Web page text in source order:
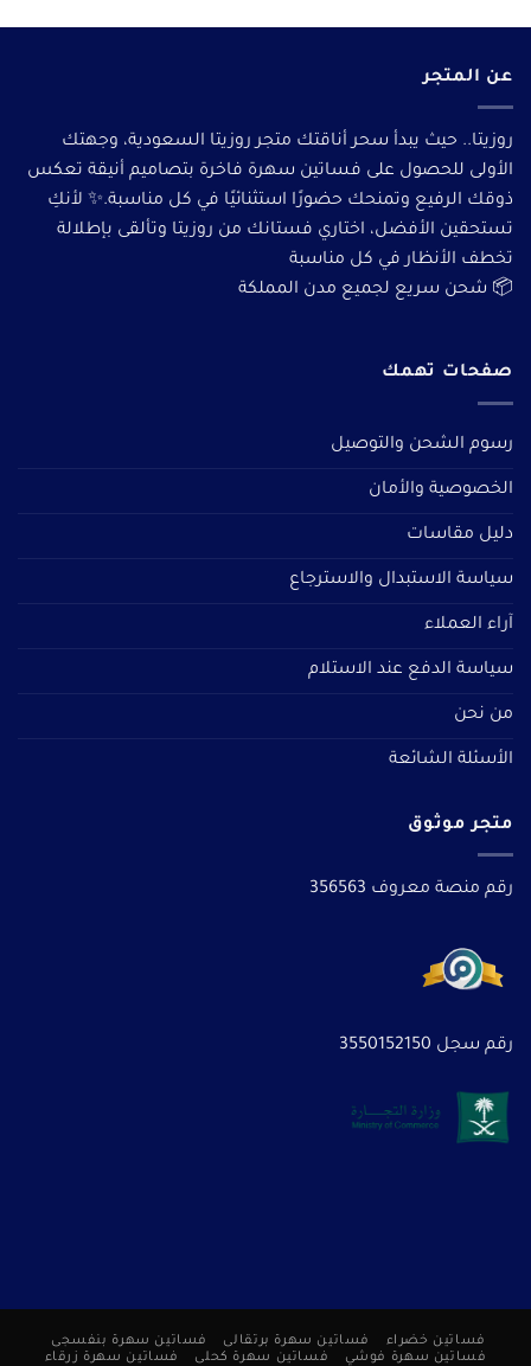
عن المتجر
روزيتا.. حيث يبدأ سحر أناقتك متجر روزيتا السعودية، وجهتك
الأولى للحصول على فساتين سهرة فاخرة بتصاميم أنيقة تعكس
ذوقك الرفيع وتمنحك حضورًا استثنائيًا في كل مناسبة.✨ لأنكِ
تستحقين الأفضل، اختاري فستانك من روزيتا وتألقى بإطلالة
تخطف الأنظار في كل مناسبة
📦 شحن سريع لجميع مدن المملكة
صفحات تهمك
رسوم الشحن والتوصيل
الخصوصية والأمان
دليل مقاسات
سياسة الاستبدال والاسترجاع
آراء العملاء
سياسة الدفع عند الاستلام
من نحن
الأسئلة الشائعة
متجر موثوق
رقم منصة معروف 356563
رقم سجل 3550152150
فساتين خضراء فساتين سهرة برتقالى
فساتين سهرة بنفسجى
فساتين سهرة فوشي
فساتين سهرة كحلى فساتين سهرة زرقاء